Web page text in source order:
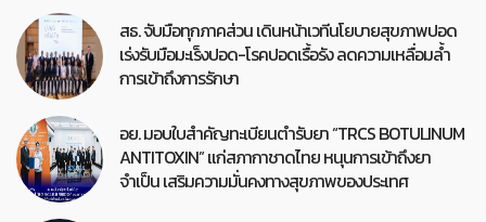
สธ. จับมือทุกภาคส่วน เดินหน้าเวทีนโยบายสุขภาพปอด
เร่งรับมือมะเร็งปอด-โรคปอดเรื้อรัง ลดความเหลื่อมล้ำ
การเข้าถึงการรักษา
อย. มอบใบสำคัญทะเบียนตำรับยา “TRCS BOTULINUM
ANTITOXIN” แก่สภากาชาดไทย หนุนการเข้าถึงยา
จำเป็น เสริมความมั่นคงทางสุขภาพของประเทศ